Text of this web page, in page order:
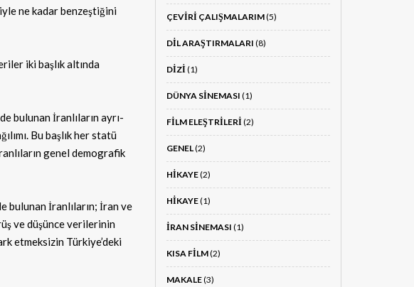
ne kadar benzeştiğini
iki başlık altında
bulunan İranlıların ayrı-
Bu başlık her statü
genel demografik
bulunan İranlıların; İran ve
ve düşünce verilerinin
etmeksizin Türkiye’deki
ÇEVIRI ÇALIŞMALARIM(5)
DIL ARAŞTIRMALARI (8)
DIZI(1)
DÜNYA SINEMASI (1)
FILM ELEŞTRILERI(2)
GENEL(2)
HIKAYE(2)
HIKAYE(1)
İRAN SINEMASI (1)
KISA FILM(2)
MAKALE(3)